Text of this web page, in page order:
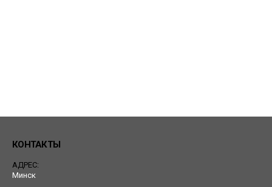
КОНТАКТЫ
АДРЕС:
Минск